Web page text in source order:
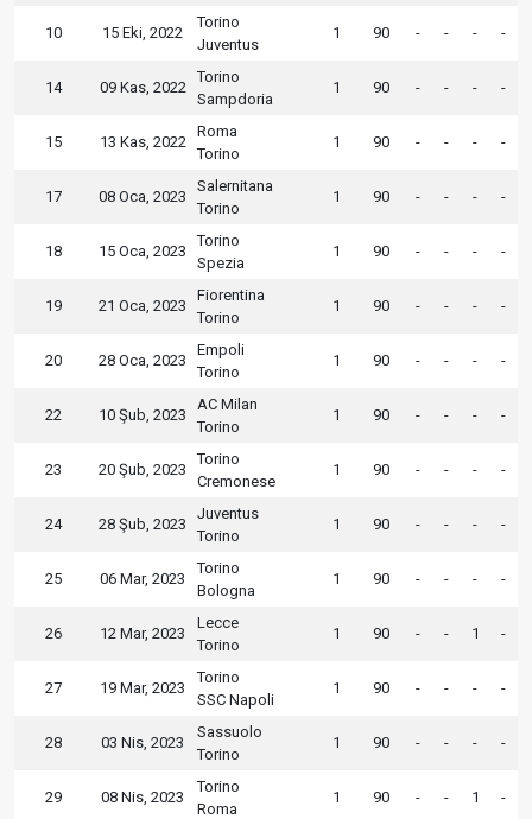
10 15 Eki, 2022
Torino
Juventus
1 90 - - - -
14 09 Kas, 2022
Torino
Sampdoria
1 90 - - - -
15 13 Kas, 2022
Roma
Torino
1 90 - - - -
17 08 Oca, 2023
Salernitana
Torino
1 90 - - - -
18 15 Oca, 2023
Torino
Spezia
1 90 - - - -
19 21 Oca, 2023
Fiorentina
Torino
1 90 - - - -
20 28 Oca, 2023
Empoli
Torino
1 90 - - - -
22 10 Şub, 2023
AC Milan
Torino
1 90 - - - -
23 20 Şub, 2023
Torino
Cremonese
1 90 - - - -
24 28 Şub, 2023
Juventus
Torino
1 90 - - - -
25 06 Mar, 2023
Torino
Bologna
1 90 - - - -
26 12 Mar, 2023
Lecce
Torino
1 90 - - 1 -
27 19 Mar, 2023
Torino
SSC Napoli
1 90 - - - -
28 03 Nis, 2023
Sassuolo
Torino
1 90 - - - -
29 08 Nis, 2023
Torino
Roma
1 90 - - 1 -